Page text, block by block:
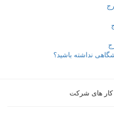
نداشته باشید؟
کار های شرکت